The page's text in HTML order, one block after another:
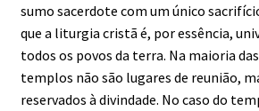
sumo sacerdote com um único
que a liturgia cristã é, por essência,
todos os povos da terra. Na maioria
templos não são lugares de reunião,
reservados à divindade. No caso do